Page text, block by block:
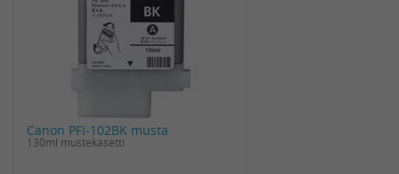
Canon PFI-102BK musta
130ml mustekasetti